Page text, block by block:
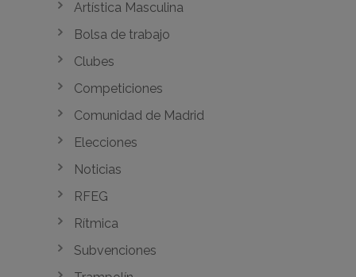
Artística Masculina
Bolsa de trabajo
Clubes
Competiciones
Comunidad de Madrid
Elecciones
Noticias
RFEG
Rítmica
Subvenciones